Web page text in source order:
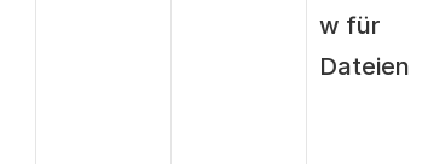
w für
Dateien